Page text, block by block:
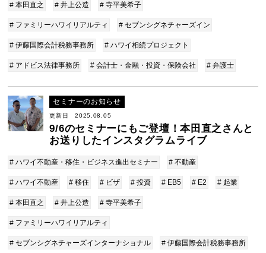
# 本田直之 # 井上公造 # 寺平美希子
# ファミリーハワイリアルティ # セブンシグネチャーズイン
# 伊藤国際会計税務事務所 # ハワイ相続プロジェクト
# アドビス法律事務所 # 会計士・金融・投資・保険会社 # 弁護士
セミナーのお知らせ
更新日 2025.08.05
9/6のセミナーにもご登壇！本田直之さんと
お送りしたインスタグラムライブ
# ハワイ不動産・移住・ビジネス進出セミナー # 不動産
# ハワイ不動産 # 移住 # ビザ # 投資 # EB5 # E2 # 起業
# 本田直之 # 井上公造 # 寺平美希子
# ファミリーハワイリアルティ
# セブンシグネチャーズインターナショナル # 伊藤国際会計税務事務所